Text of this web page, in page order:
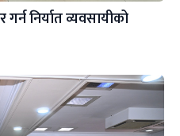
निर्यात व्यवसायीको